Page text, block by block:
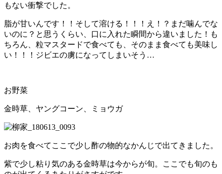
もない衝撃でした。
脂が甘いんです！！そして溶ける！！！え！？まだ噛んでな
いのに？と思うくらい、口に入れた瞬間から違いました！も
ちろん、粒マスタードで食べても、そのまま食べても美味し
い！！！ジビエの虜になってしまいそう…
お野菜
金時草、ヤングコーン、ミョウガ
お肉を食べてここで少し酢の物的なかんじで出てきました。
紫で少し粘り気のある金時草は今からが旬。ここでも旬のも